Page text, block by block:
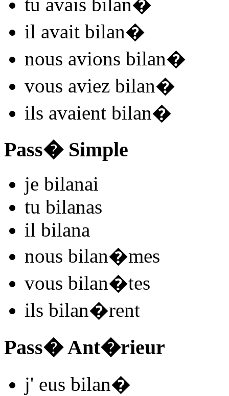
il avait bilan�
nous avions bilan�
vous aviez bilan�
ils avaient bilan�
Pass� Simple
je bilanai
tu bilanas
il bilana
nous bilan�mes
vous bilan�tes
ils bilan�rent
Pass� Ant�rieur
j' eus bilan�